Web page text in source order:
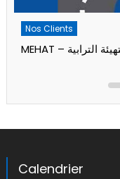
Calendrier